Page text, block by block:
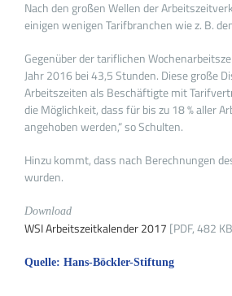
Nach den großen Wellen der
einigen wenigen Tarifbranchen wie z. B.
Gegenüber der tariflichen
Jahr 2016 bei 43,5 Stunden. Diese große
Arbeitszeiten als Beschäftigte mit
die Möglichkeit, dass für bis zu 18 % aller
angehoben werden,“ so Schulten.
Hinzu kommt, dass nach Berechnungen
wurden.
Download
WSI Arbeitszeitkalender 2017 [PDF, 482
Quelle: Hans-Böckler-Stiftung